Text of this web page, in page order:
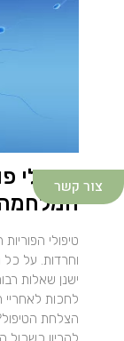
צור קשרטיפולי
טיפולי
וחרדות. על
ישנן שאלות
לחכות
הצלחת